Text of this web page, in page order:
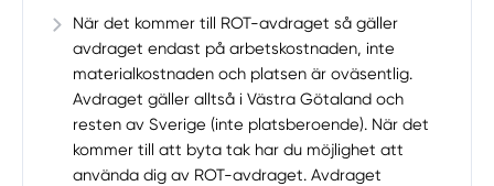
När det kommer till ROT-avdraget så gäller
avdraget endast på arbetskostnaden, inte
materialkostnaden och platsen är oväsentlig.
Avdraget gäller alltså i Västra Götaland och
resten av Sverige (inte platsberoende). När det
kommer till att byta tak har du möjlighet att
använda dig av ROT-avdraget. Avdraget